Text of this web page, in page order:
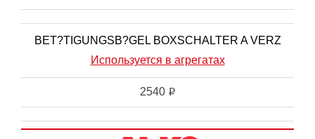
BET?TIGUNGSB?GEL BOXSCHALTER A VERZ
Используется в агрегатах
2540 i